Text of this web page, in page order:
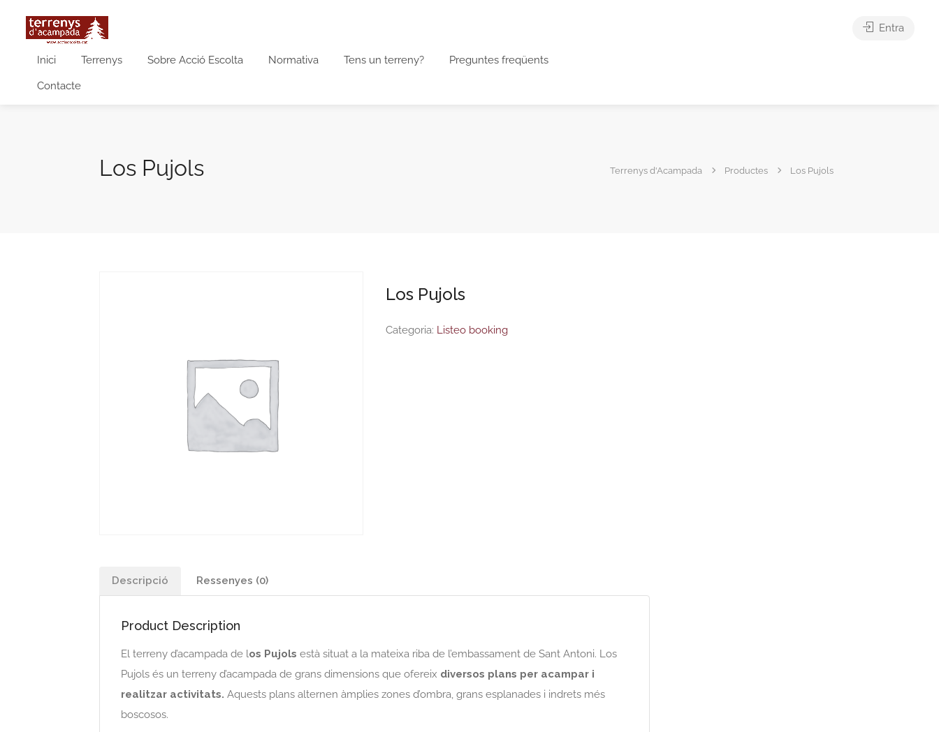
Inici Terrenys Sobre Acció Escolta Normativa Tens un terreny? Preguntes freqüents
Contacte
Entra
Los Pujols Terrenys d'Acampada Productes Los Pujols
Los Pujols
Categoria: Listeo booking
Descripció Ressenyes (0)
Product Description
El terreny d’acampada de los Pujols està situat a la mateixa riba de l’embassament de Sant Antoni. Los
Pujols és un terreny d’acampada de grans dimensions que ofereix diversos plans per acampar i
realitzar activitats. Aquests plans alternen àmplies zones d’ombra, grans esplanades i indrets més
boscosos.